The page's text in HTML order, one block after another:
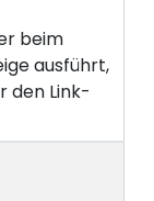
beim
ausführt,
den Link-